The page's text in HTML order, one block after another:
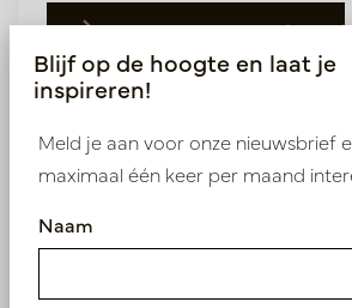
Nieuw? Registreer hier
Vergelijkbare
Blijf op de hoogte en laat je
inspireren!
Meld je aan voor onze nieuwsbrief
maximaal één keer per maand
Naam